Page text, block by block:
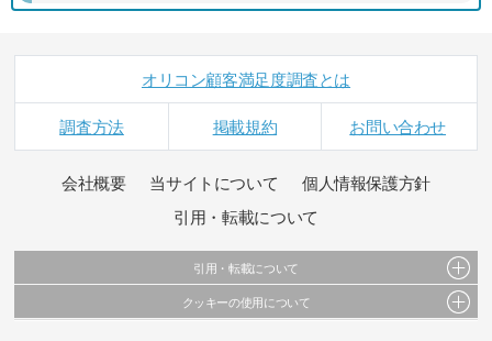
オリコン顧客満足度調査とは
調査方法 掲載規約 お問い合わせ
会社概要 当サイトについて
個人情報保護方針
引用・転載について
引用・転載について
当サイトで公開されている情報（文字、写真、イラスト、画像データ等）及びこれらの配
クッキーの使用について